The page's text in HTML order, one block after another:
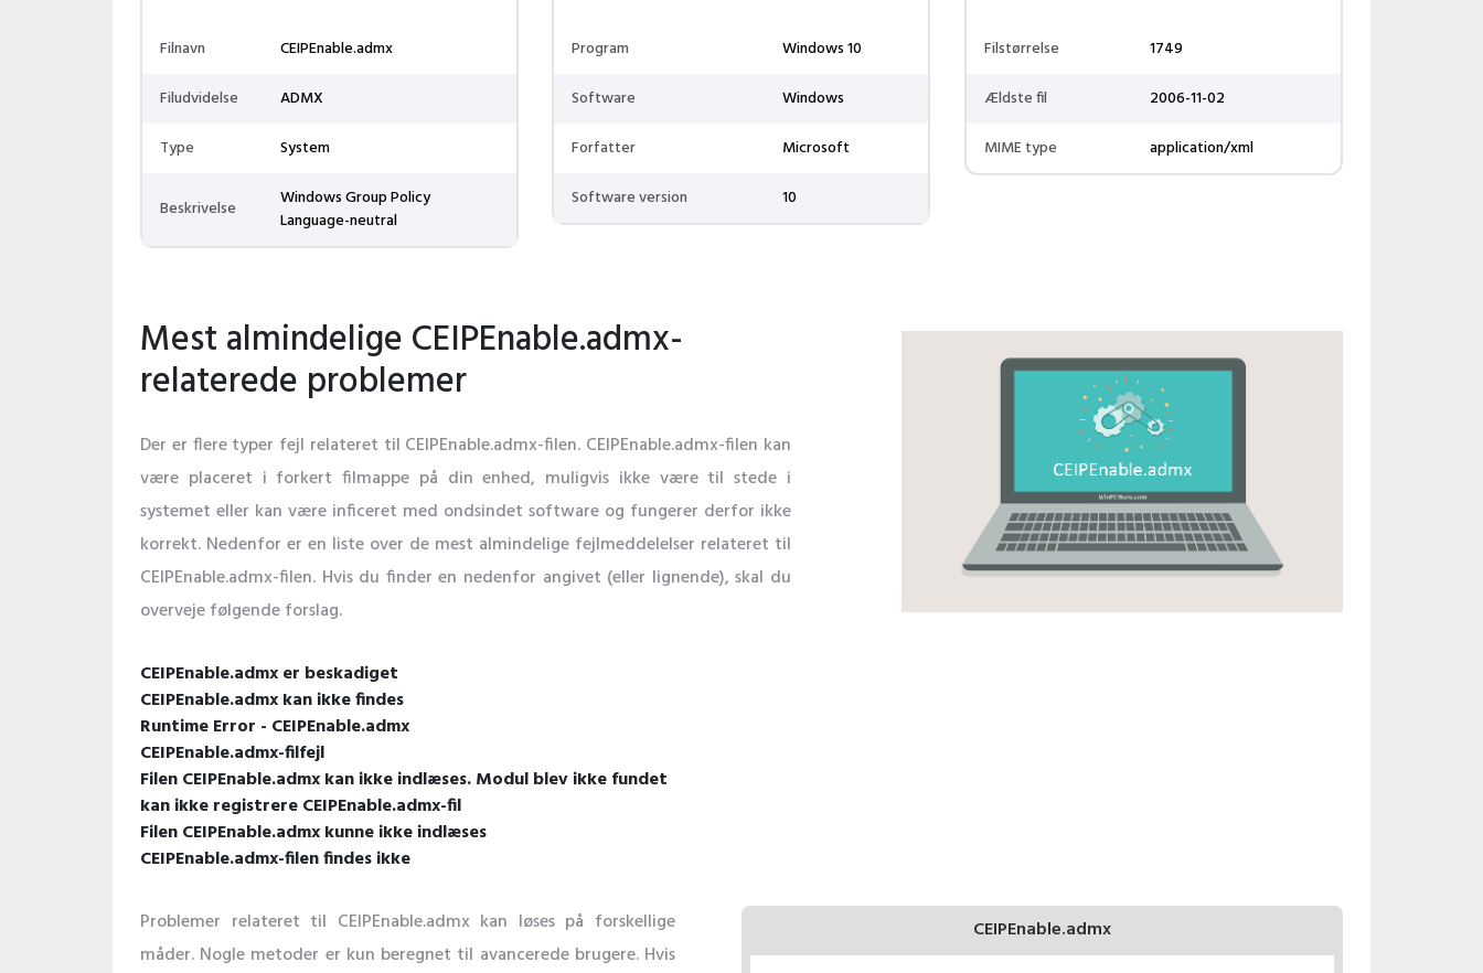
Filnavn
CEIPEnable.admx
Filudvidelse
ADMX
Type
System
Beskrivelse
Windows Group Policy
Language-neutral
Program
Windows 10
Software
Windows
Forfatter
Microsoft
Software version
10
Filstørrelse
1749
Ældste fil
2006-11-02
MIME type
application/xml
Mest almindelige CEIPEnable.admx-
relaterede problemer
Der er flere typer fejl relateret til CEIPEnable.admx-filen. CEIPEnable.admx-filen kan
være placeret i forkert filmappe på din enhed, muligvis ikke være til stede i
systemet eller kan være inficeret med ondsindet software og fungerer derfor ikke
korrekt. Nedenfor er en liste over de mest almindelige fejlmeddelelser relateret til
CEIPEnable.admx-filen. Hvis du finder en nedenfor angivet (eller lignende), skal du
overveje følgende forslag.
CEIPEnable.admx er beskadiget
CEIPEnable.admx kan ikke findes
Runtime Error - CEIPEnable.admx
CEIPEnable.admx-filfejl
Filen CEIPEnable.admx kan ikke indlæses. Modul blev ikke fundet
kan ikke registrere CEIPEnable.admx-fil
Filen CEIPEnable.admx kunne ikke indlæses
CEIPEnable.admx-filen findes ikke
CEIPEnable.admx
Problemer relateret til CEIPEnable.admx kan løses på forskellige
måder. Nogle metoder er kun beregnet til avancerede brugere. Hvis